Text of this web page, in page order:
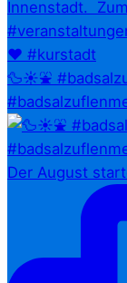
🦆☀️⛲
Der August